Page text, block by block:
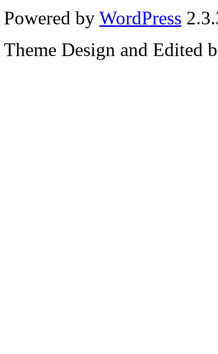
Powered by WordPress
Theme Design and Edited